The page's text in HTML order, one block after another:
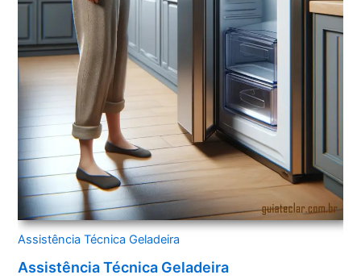
Assistência Técnica Geladeira
Assistência Técnica Geladeira